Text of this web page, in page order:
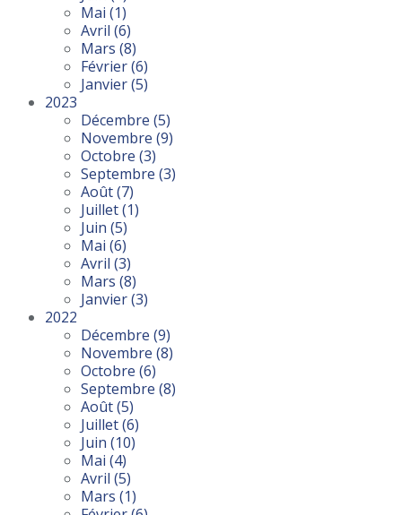
Mai (1)
Avril (6)
Mars (8)
Février(6)
Janvier(5)
2023
Décembre (5)
Novembre (9)
Octobre (3)
Septembre (3)
Août(7)
Juillet(1)
Juin (5)
Mai (6)
Avril (3)
Mars (8)
Janvier(3)
2022
Décembre (9)
Novembre (8)
Octobre (6)
Septembre (8)
Août(5)
Juillet(6)
Juin (10)
Mai (4)
Avril (5)
Mars (1)